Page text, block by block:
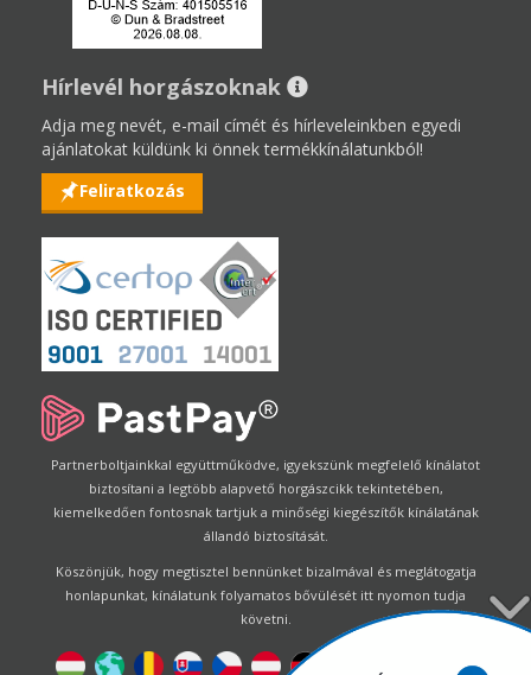
Hírlevél horgászoknak
Adja meg nevét, e-mail címét és hírleveleinkben egyedi
ajánlatokat küldünk ki önnek termékkínálatunkból!
Feliratkozás
Partnerboltjainkkal együttműködve, igyekszünk megfelelő kínálatot
biztosítani a legtöbb alapvető horgászcikk tekintetében,
kiemelkedően fontosnak tartjuk a minőségi kiegészítők kínálatának
állandó biztosítását.
Köszönjük, hogy megtisztel bennünket bizalmával és meglátogatja
honlapunkat, kínálatunk folyamatos bővülését itt nyomon tudja
követni.